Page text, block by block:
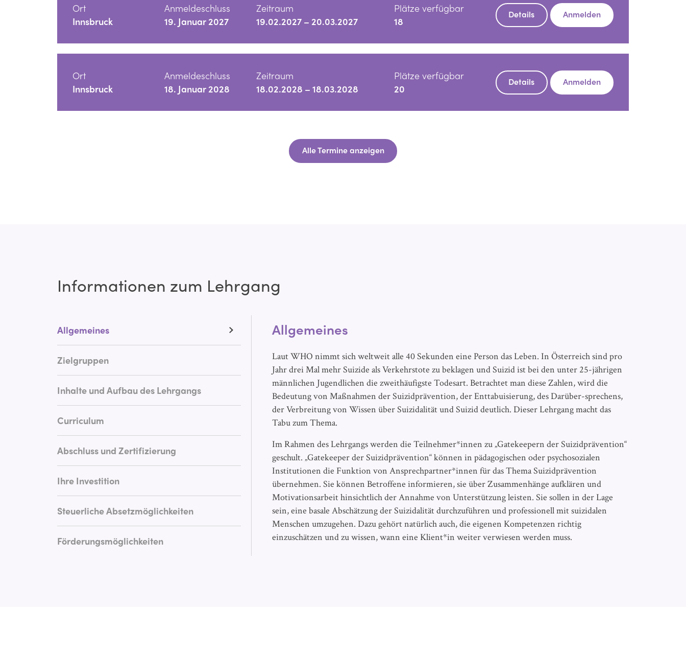
Ort
Innsbruck
Anmeldeschluss
19. Januar 2027
Zeitraum
19.02.2027 – 20.03.2027
Plätze verfügbar
18
Details Anmelden
Ort
Innsbruck
Anmeldeschluss
18. Januar 2028
Zeitraum
18.02.2028 – 18.03.2028
Plätze verfügbar
20
Details Anmelden
Alle Termine anzeigen
Informationen zum Lehrgang
Allgemeines
Zielgruppen
Inhalte und Aufbau des Lehrgangs
Curriculum
Abschluss und Zertifizierung
Ihre Investition
Steuerliche Absetzmöglichkeiten
Förderungsmöglichkeiten
Allgemeines
Laut WHO nimmt sich weltweit alle 40 Sekunden eine Person das Leben. In Österreich sind pro
Jahr drei Mal mehr Suizide als Verkehrstote zu beklagen und Suizid ist bei den unter 25-jährigen
männlichen Jugendlichen die zweithäufigste Todesart. Betrachtet man diese Zahlen, wird die
Bedeutung von Maßnahmen der Suizidprävention, der Enttabuisierung, des Darüber-sprechens,
der Verbreitung von Wissen über Suizidalität und Suizid deutlich. Dieser Lehrgang macht das
Tabu zum Thema.
Im Rahmen des Lehrgangs werden die Teilnehmer*innen zu „Gatekeepern der Suizidprävention“
geschult. „Gatekeeper der Suizidprävention“ können in pädagogischen oder psychosozialen
Institutionen die Funktion von Ansprechpartner*innen für das Thema Suizidprävention
übernehmen. Sie können Betroffene informieren, sie über Zusammenhänge aufklären und
Motivationsarbeit hinsichtlich der Annahme von Unterstützung leisten. Sie sollen in der Lage
sein, eine basale Abschätzung der Suizidalität durchzuführen und professionell mit suizidalen
Menschen umzugehen. Dazu gehört natürlich auch, die eigenen Kompetenzen richtig
einzuschätzen und zu wissen, wann eine Klient*in weiter verwiesen werden muss.